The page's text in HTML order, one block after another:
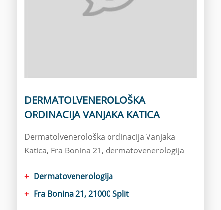
DERMATOLVENEROLOŠKA
ORDINACIJA VANJAKA KATICA
Dermatolvenerološka ordinacija Vanjaka
Katica, Fra Bonina 21, dermatovenerologija
Dermatovenerologija
Fra Bonina 21, 21000 Split